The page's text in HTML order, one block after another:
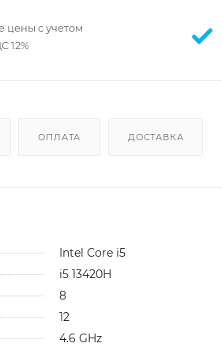
цены с учетом
12%
ОПЛАТА ДОСТАВКА
Intel Core i5
i5 13420H
8
12
4.6 GHz